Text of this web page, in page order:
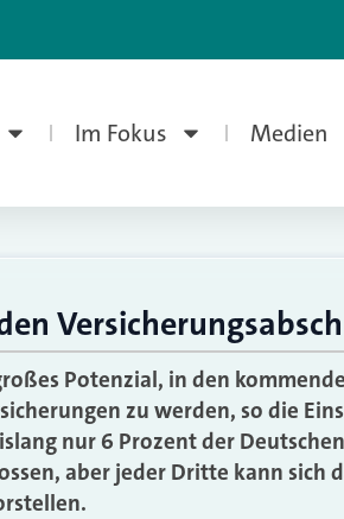
Im Fokus Medien
Potenzial, in den
zu werden, so die
nur 6 Prozent der
aber jeder Dritte kann sich